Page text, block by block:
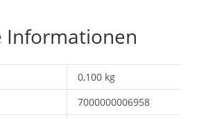
Informationen
0,100 kg
7000000006958